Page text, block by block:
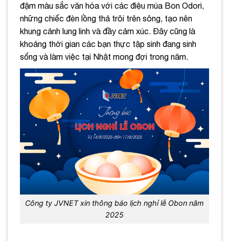
đậm màu sắc văn hóa với các điệu múa Bon Odori,
những chiếc đèn lồng thả trôi trên sông, tạo nên
khung cảnh lung linh và đầy cảm xúc. Đây cũng là
khoảng thời gian các bạn thực tập sinh đang sinh
sống và làm việc tại Nhật mong đợi trong năm.
Công ty JVNET xin thông báo lịch nghỉ lễ Obon năm
2025